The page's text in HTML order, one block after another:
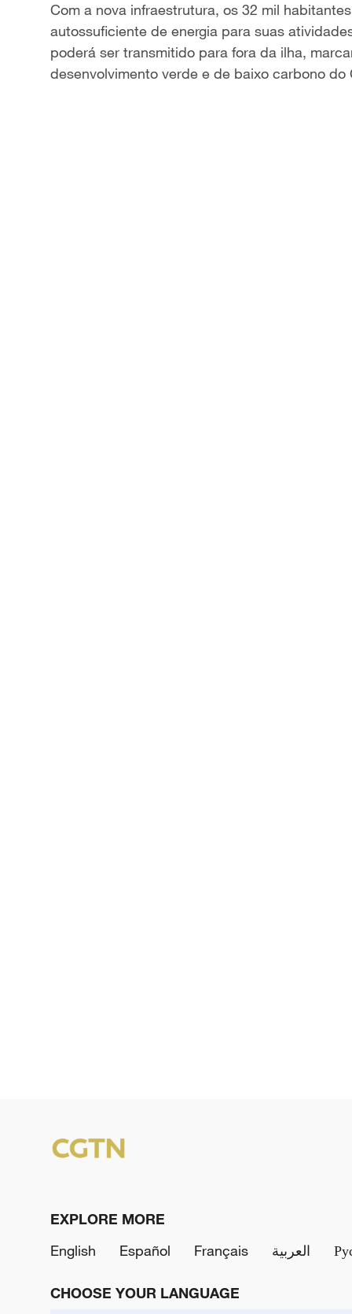
i
d
Com a nova infraestrutura, os 32 mil
autossuficiente de energia para suas
poderá ser transmitido para fora da ilha,
desenvolvimento verde e de baixo carbono do
EXPLORE MORE
English
Español Français العربية
CHOOSE YOUR LANGUAGE